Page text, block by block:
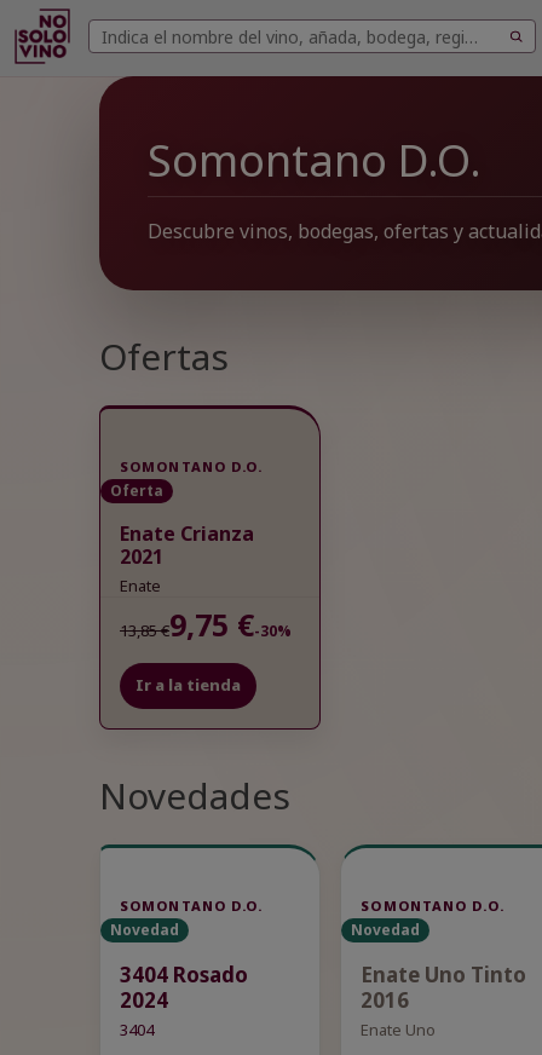
Buscar
vinos
Buscar
Somontano D.O.
Descubre vinos, bodegas, ofertas y
Ofertas
SOMONTANO D.O.
Oferta
Enate Crianza
2021
Enate
13,85 €9,75 €-30%
Ir a la tienda
Novedades
SOMONTANO D.O.
Novedad
3404 Rosado
2024
3404
SOMONTANO D.O.
Novedad
Enate Uno Tinto
2016
Enate Uno